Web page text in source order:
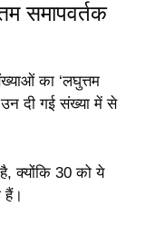
समापवर्तक
का ‘लघुत्तम
उन दी गई संख्या में से
क्योंकि 30 को ये
हैं।